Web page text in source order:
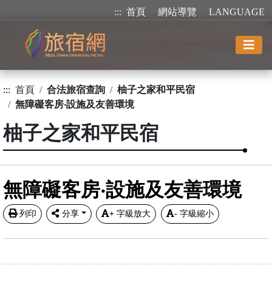
::: 首頁 網站導覽 LANGUAGE
::: 首頁 合法旅宿查詢
柚子之家和平民宿
無障礙客房‧設施及友善環境
柚子之家和平民宿
無障礙客房‧設施及友善環境
列印 分享 + 字級放大 - 字級縮小